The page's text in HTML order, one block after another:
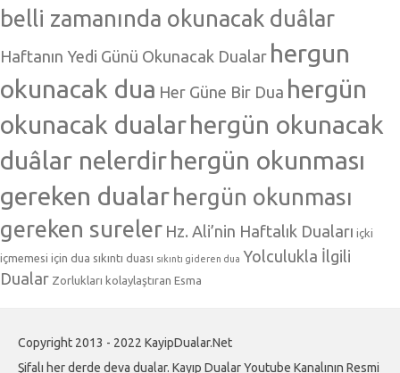
belli zamanında okunacak duâlar
Haftanın Yedi Günü Okunacak Dualar hergun
okunacak dua Her Güne Bir Dua hergün
okunacak dualarhergün okunacak
duâlar nelerdirhergün okunması
gereken dualar hergün okunması
gereken sureler Hz. Ali’nin Haftalık Duaları içki
içmemesi için dua sıkıntı duası sıkıntı gideren dua Yolculukla İlgili
Dualar Zorlukları kolaylaştıran Esma
Copyright 2013 - 2022 KayipDualar.Net
Şifalı her derde deva dualar. Kayıp Dualar Youtube Kanalının Resmi